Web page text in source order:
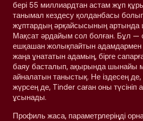
бері 55 миллиардтан астам жұп
танымал кездесу қолданбасы
жұптардың әрқайсысының артында
Мақсат әрдайым сол болған. Бұл —
ешқашан жолықпайтын адамдармен
жаңа ұнататын адамың, бірге
баяу басталып, ақырында шынайы
айналатын таныстық. Не іздесең де,
жүрсең де, Tinder саған оны түсініп
ұсынады.
Профиль жаса, параметрлеріңді